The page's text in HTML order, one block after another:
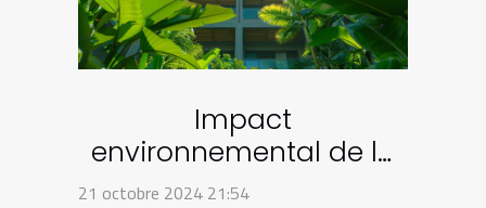
Impact
environnemental de la
construction neuve
21 octobre 2024 21:54